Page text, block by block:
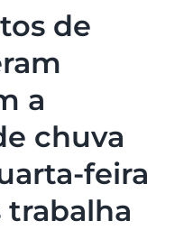
de
a
chuva
feira
trabalha